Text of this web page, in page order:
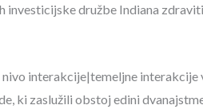
družbe Indiana
interakcije|temeljne interakcije
ki zaslužili obstoj edini